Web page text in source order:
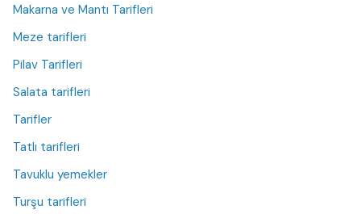
Makarna ve Mantı Tarifleri
Meze tarifleri
Pilav Tarifleri
Salata tarifleri
Tarifler
Tatlı tarifleri
Tavuklu yemekler
Turşu tarifleri